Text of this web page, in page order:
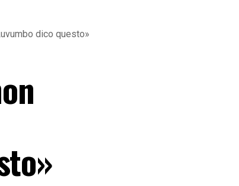
dico questo»